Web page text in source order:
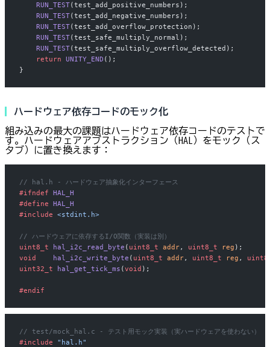
    RUN_TEST
(test_add_positive_numbers);
    RUN_TEST
(test_add_negative_numbers);
    RUN_TEST
(test_add_overflow_protection);
    RUN_TEST
(test_safe_multiply_normal);
    RUN_TEST
(test_safe_multiply_overflow_detected);
    return
UNITY_END ();
}
ハードウェア依存コードのモック化
組み込みの最大の課題はハードウェア依存コードのテストで
す。ハードウェアアブストラクション（HAL）をモック（ス
タブ）に置き換えます：
// hal.h - ハードウェア抽象化インターフェース
#ifndef HAL_H
#define HAL_H
#include <stdint.h>
// ハードウェアに依存するI/O関数（実装は別）
uint8_t hal_i2c_read_byte ( uint8_t addr, uint8_t reg );
void
    hal_i2c_write_byte
( uint8_t addr, uint8_t reg ,
uint32_t hal_get_tick_ms (void );
#endif
// test/mock_hal.c - テスト用モック実装（実ハードウェアを使わない）
#include "hal.h"